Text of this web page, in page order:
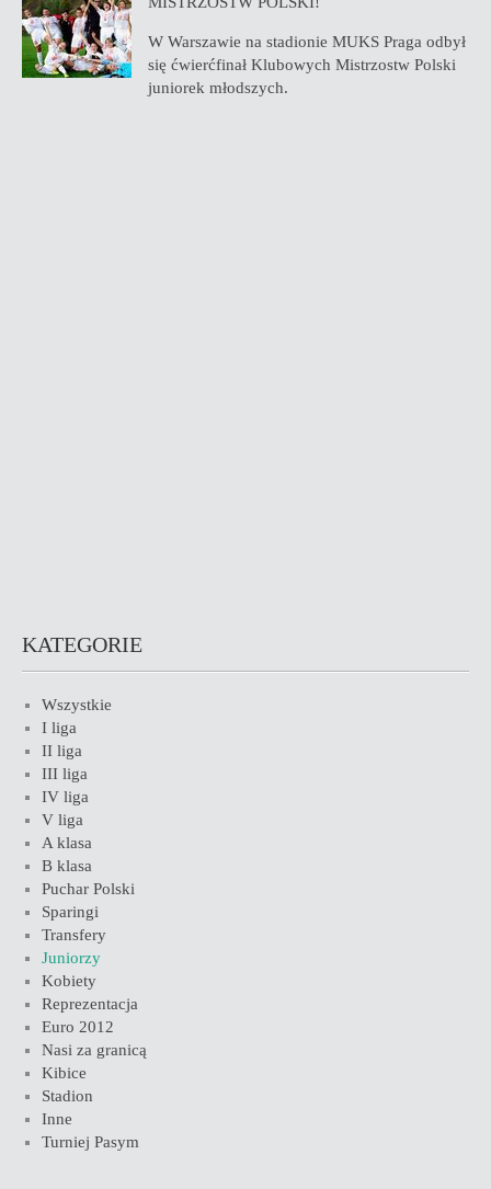
W Warszawie na stadionie MUKS Praga odbył
się ćwierćfinał Klubowych Mistrzostw Polski
juniorek młodszych.
KATEGORIE
Wszystkie
I liga
II liga
III liga
IV liga
V liga
A klasa
B klasa
Puchar Polski
Sparingi
Transfery
Juniorzy
Kobiety
Reprezentacja
Euro 2012
Nasi za granicą
Kibice
Stadion
Inne
Turniej Pasym